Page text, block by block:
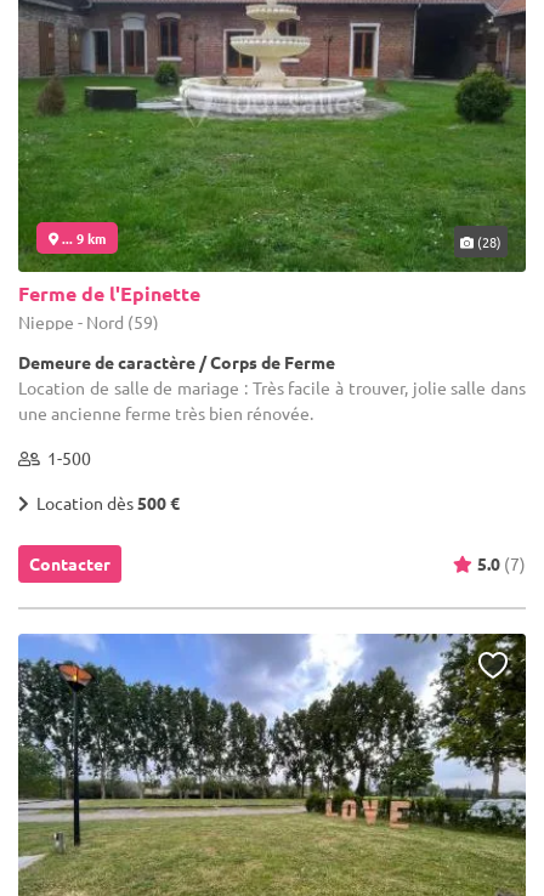
... 9 km (28)
Ferme de l'Epinette
Nieppe - Nord (59)
Demeure de caractère / Corps de Ferme
Location de salle de mariage : Très facile à trouver, jolie salle dans
une ancienne ferme très bien rénovée.
1-500
Location dès500 €
Contacter 5.0 (7)